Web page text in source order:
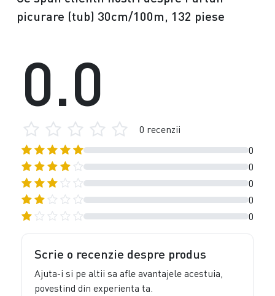
picurare (tub) 30cm/100m, 132 piese
0
0
0
0
0
0.0
0 recenzii
Scrie o recenzie despre produs
Ajuta-i si pe altii sa afle avantajele acestuia,
povestind din experienta ta.